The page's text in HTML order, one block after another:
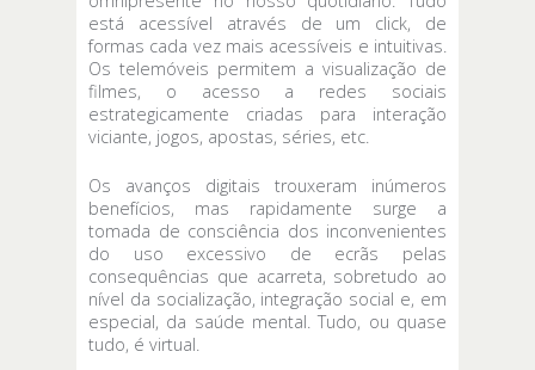
está acessível através de um click, de
formas cada vez mais acessíveis e intuitivas.
Os telemóveis permitem a visualização de
filmes, o acesso a redes sociais
estrategicamente criadas para interação
viciante, jogos, apostas, séries, etc.
Os avanços digitais trouxeram inúmeros
benefícios, mas rapidamente surge a
tomada de consciência dos inconvenientes
do uso excessivo de ecrãs pelas
consequências que acarreta, sobretudo ao
nível da socialização, integração social e, em
especial, da saúde mental. Tudo, ou quase
tudo, é virtual.